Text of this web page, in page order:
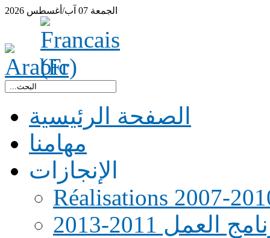
الجمعة 07 آب/أغسطس 2026
الصفحة الرئيسية
مهامنا
الإنجازات
Réalisations 2007-
العمل 2011-2013